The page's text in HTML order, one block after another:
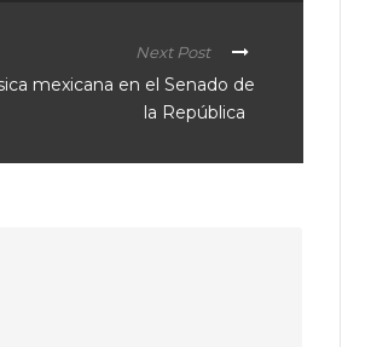
Next Post
mexicana en el Senado de
la República